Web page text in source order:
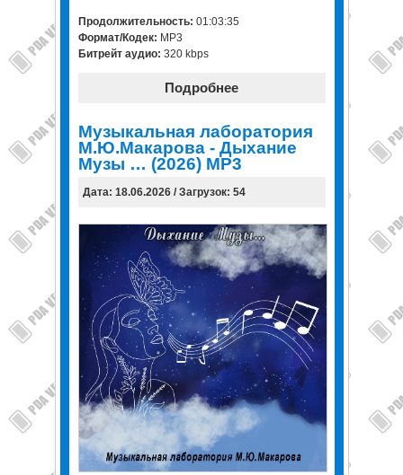
Продолжительность: 01:03:35
Формат/Кодек: MP3
Битрейт аудио: 320 kbps
Подробнее
Музыкальная лаборатория
М.Ю.Макарова - Дыхание
Музы … (2026) MP3
Дата: 18.06.2026 / Загрузок: 54